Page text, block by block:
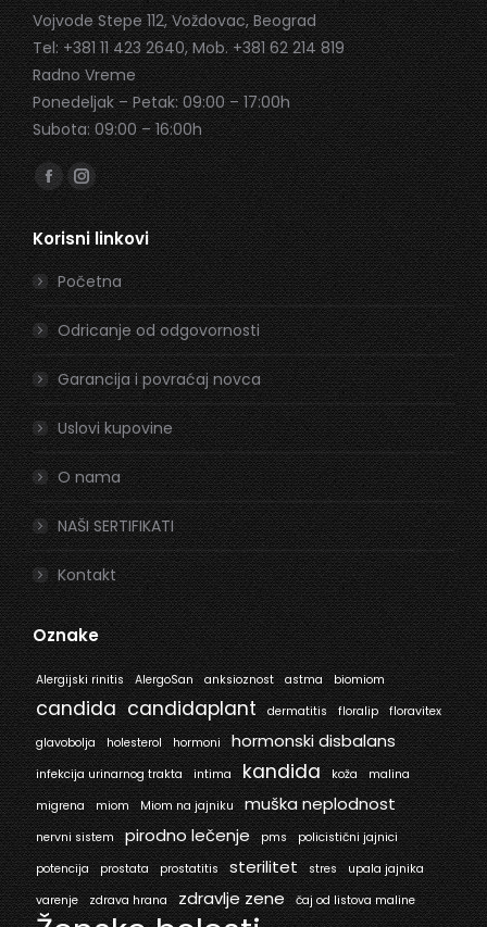
Vojvode Stepe 112, Voždovac, Beograd
Tel: +381 11 423 2640, Mob. +381 62 214 819
Radno Vreme
Ponedeljak – Petak: 09:00 – 17:00h
Subota: 09:00 – 16:00h
Find us on:
Facebook
page
opens
in
new
window
Instagram
page
opens
in
new
window
Korisni linkovi
Početna
Odricanje od odgovornosti
Garancija i povraćaj novca
Uslovi kupovine
O nama
NAŠI SERTIFIKATI
Kontakt
Oznake
Alergijski rinitis AlergoSan anksioznost astma biomiom
candida candidaplant dermatitis floralip
floravitex
glavobolja
holesterol hormoni hormonski disbalans
infekcija urinarnog trakta intima kandida koža
malina
migrena
miom Miom na jajniku muška neplodnost
nervni sistem pirodno lečenje pms
policistični jajnici
potencija
prostata prostatitis sterilitet stres
upala jajnika
varenje
zdrava hrana zdravlje zene čaj od listova maline